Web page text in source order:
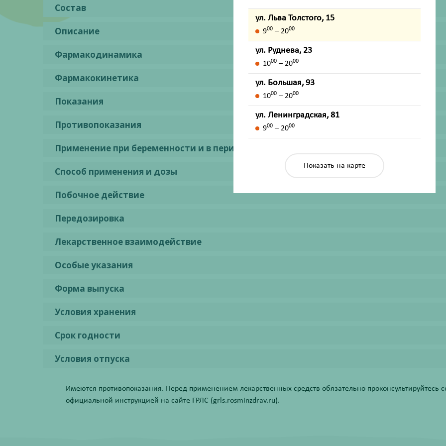
Состав
Описание
Фармакодинамика
Фармакокинетика
Показания
Противопоказания
Применение при беременности и в период грудного вскармливания
Способ применения и дозы
Побочное действие
Передозировка
Лекарственное взаимодействие
Особые указания
Форма выпуска
Условия хранения
Срок годности
Условия отпуска
Имеются противопоказания. Перед применением лекарственных средств обязательно проконсультируйтесь
официальной инструкцией на сайте ГРЛС (grls.rosminzdrav.ru).
ул. Льва Толстого, 15
900 – 2000
ул. Руднева, 23
1000 – 2000
ул. Большая, 93
1000 – 2000
ул. Ленинградская, 81
900 – 2000
Показать на карте